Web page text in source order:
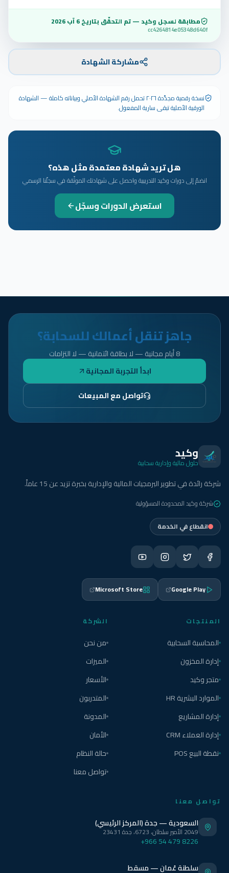
مطابقة لسجل وكيد — تم التحقّق بتاريخ6 آب 2026
cc4264814e05348d640f
مشاركة الشهادة
نسخة رقمية مجدَّدة ٢٠٢٦ تحمل رقم الشهادة الأصلي وبياناته كاملة — الشهادة
الورقية الأصلية تبقى سارية المفعول.
هل تريد شهادة معتمدة مثل هذه؟
انضمّ إلى دورات وكيد التدريبية واحصل على شهادتك الموثّقة في سجلّنا الرسمي
استعرض الدورات وسجّل
جاهز تنقل أعمالك للسحابة؟
8 أيام مجانية — لا بطاقة ائتمانية — لا التزامات
ابدأ التجربة المجانية
تواصل مع المبيعات
وكيد
حلول مالية وإدارية سحابية
شركة رائدة في تطوير البرمجيات المالية والإدارية بخبرة تزيد عن 15 عاماً.
شركة وكيد المحدودة المسؤولية
انقطاع في الخدمة
Google Play
Microsoft Store
المنتجات
المحاسبة السحابية
إدارة المخزون
متجر وكيد
الموارد البشرية HR
إدارة المشاريع
إدارة العملاء CRM
نقطة البيع POS
الشركة
من نحن
الميزات
الأسعار
المتدربون
المدونة
الأمان
حالة النظام
تواصل معنا
تواصل معنا
السعودية — جدة (المركز الرئيسي)
2049 الأمير سلطان، 6723، جدة 23431
+966 54 479 8226
سلطنة عُمان — مسقط